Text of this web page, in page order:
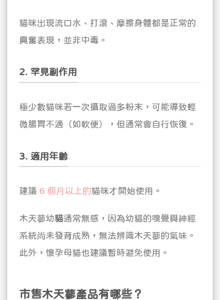
貓咪出現流口水、打滾、摩擦身體都是正常的
興奮表現，並非中毒。
2. 罕見副作用
極少數貓咪若一次攝取過多粉末，可能導致輕
微腸胃不適（如軟便），但通常會自行恢復。
3. 適用年齡
建議 6 個月以上的貓咪才開始使用。
木天蓼幼貓通常無感，因為幼貓的嗅覺與神經
系統尚未發育成熟，無法辨識木天蓼的氣味。
此外，懷孕母貓也建議暫時避免使用。
市售木天蓼產品有哪些？